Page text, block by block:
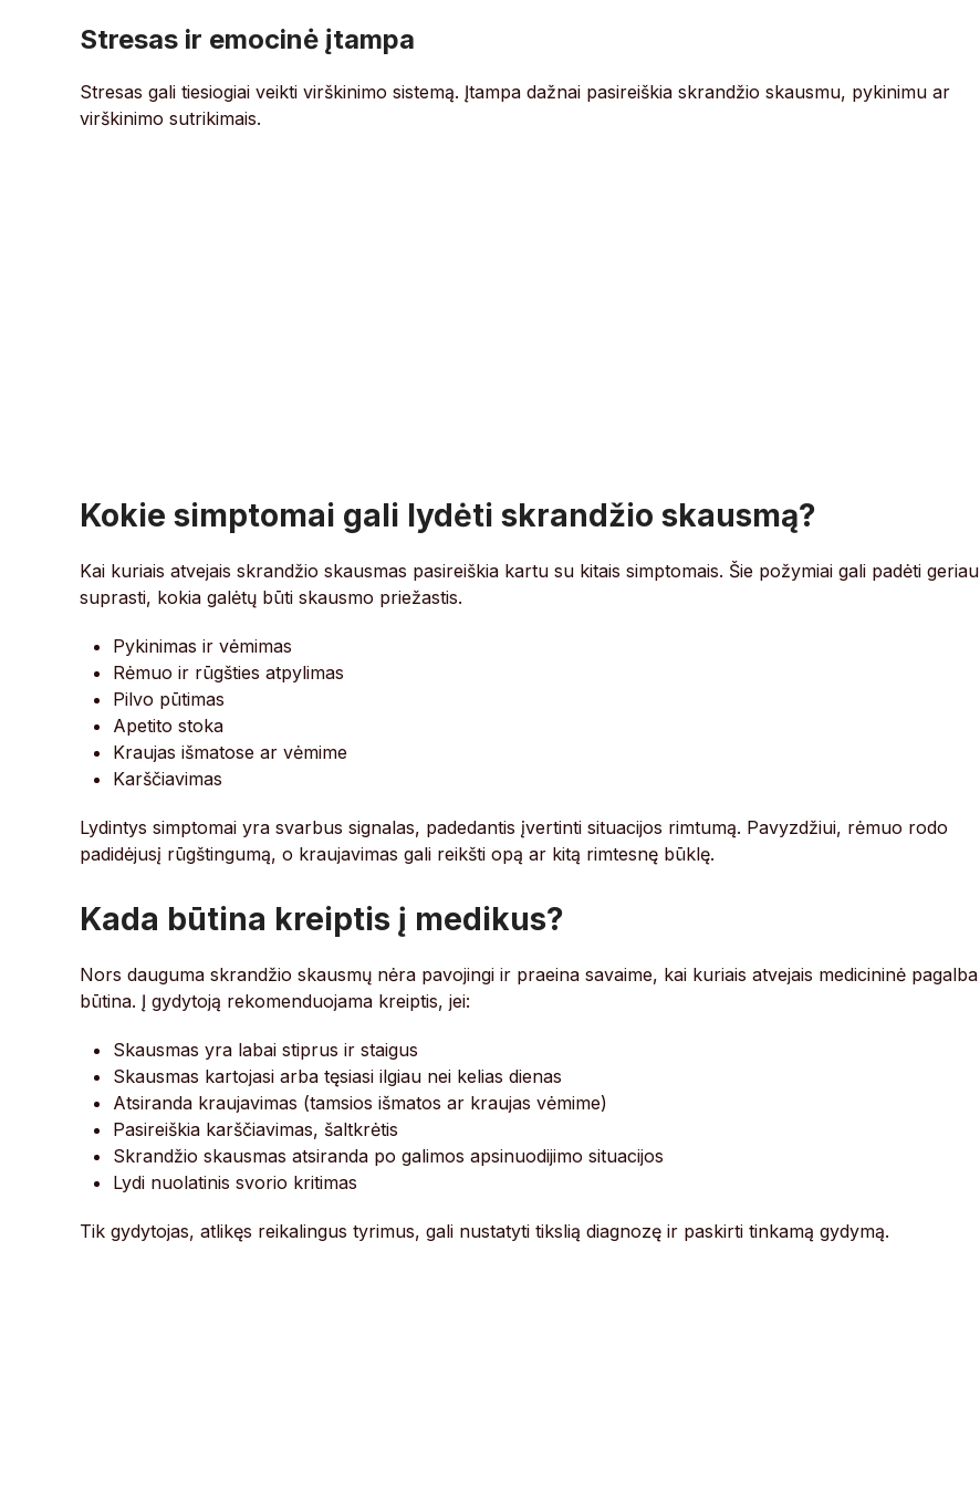
Stresas ir emocinė įtampa
Stresas gali tiesiogiai veikti virškinimo sistemą. Įtampa dažnai pasireiškia skrandžio skausmu, pykinimu ar
virškinimo sutrikimais.
Kokie simptomai gali lydėti skrandžio skausmą?
Kai kuriais atvejais skrandžio skausmas pasireiškia kartu su kitais simptomais. Šie požymiai gali padėti geriau
suprasti, kokia galėtų būti skausmo priežastis.
Pykinimas ir vėmimas
Rėmuo ir rūgšties atpylimas
Pilvo pūtimas
Apetito stoka
Kraujas išmatose ar vėmime
Karščiavimas
Lydintys simptomai yra svarbus signalas, padedantis įvertinti situacijos rimtumą. Pavyzdžiui, rėmuo rodo
padidėjusį rūgštingumą, o kraujavimas gali reikšti opą ar kitą rimtesnę būklę.
Kada būtina kreiptis į medikus?
Nors dauguma skrandžio skausmų nėra pavojingi ir praeina savaime, kai kuriais atvejais medicininė pagalba
būtina. Į gydytoją rekomenduojama kreiptis, jei:
Skausmas yra labai stiprus ir staigus
Skausmas kartojasi arba tęsiasi ilgiau nei kelias dienas
Atsiranda kraujavimas (tamsios išmatos ar kraujas vėmime)
Pasireiškia karščiavimas, šaltkrėtis
Skrandžio skausmas atsiranda po galimos apsinuodijimo situacijos
Lydi nuolatinis svorio kritimas
Tik gydytojas, atlikęs reikalingus tyrimus, gali nustatyti tikslią diagnozę ir paskirti tinkamą gydymą.